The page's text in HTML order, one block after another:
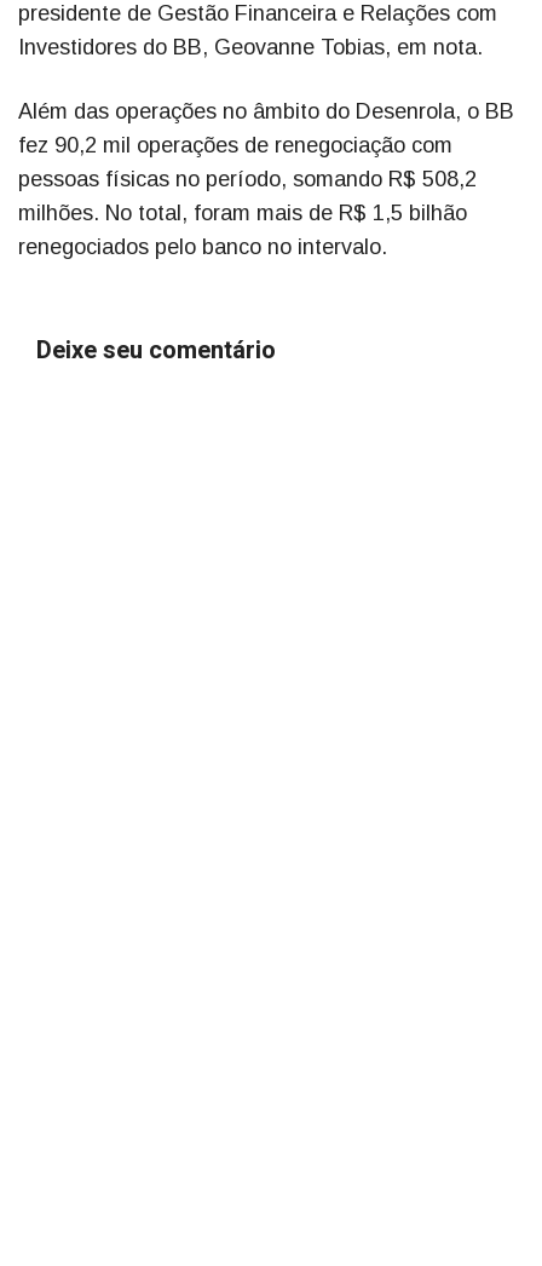
presidente de Gestão Financeira e Relações com
Investidores do BB, Geovanne Tobias, em nota.
Além das operações no âmbito do Desenrola, o BB
fez 90,2 mil operações de renegociação com
pessoas físicas no período, somando R$ 508,2
milhões. No total, foram mais de R$ 1,5 bilhão
renegociados pelo banco no intervalo.
Deixe seu comentário